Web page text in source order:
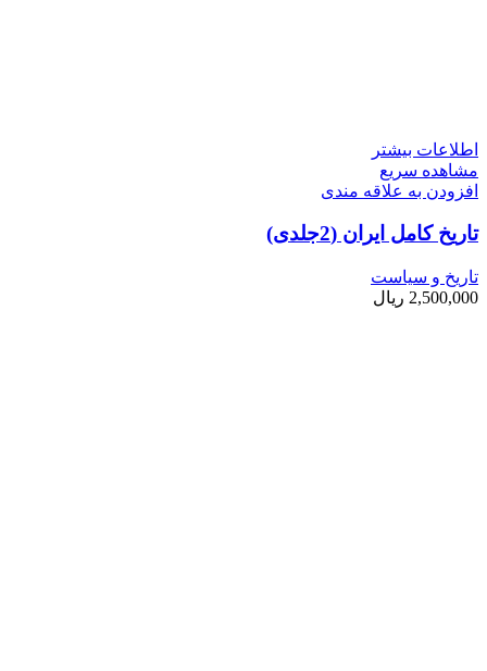
اطلاعات بیشتر
مشاهده سریع
افزودن به علاقه مندی
تاریخ کامل ایران (2جلدی)
تاریخ و سیاست
2,500,000 ریال